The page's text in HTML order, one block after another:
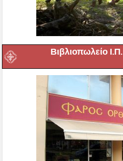
Βιβλιοπωλείο